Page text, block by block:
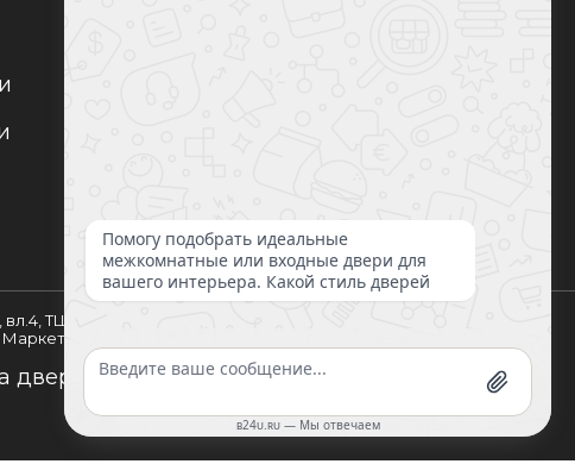
дверей по Москве и всей РФ
ТЦ "Бухта"(Варшавское шоссе, 21-й
Салон WelDoors